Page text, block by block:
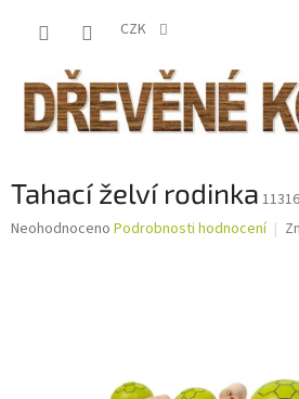
CZK
Tahací želví rodinka 11316
Průměrné
Neohodnoceno Podrobnosti hodnocení